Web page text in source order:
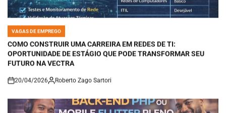
POSTED
IN
VAGAS DE EMPREGO
COMO CONSTRUIR UMA CARREIRA EM REDES DE TI:
OPORTUNIDADE DE ESTÁGIO QUE PODE TRANSFORMAR SEU
FUTURO NA VECTRA
on